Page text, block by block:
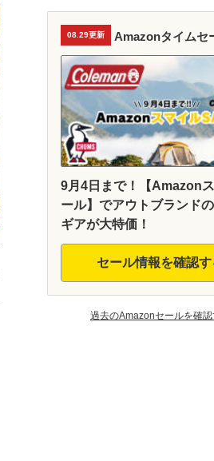
08.29更新 Amazonタイムセ
9月4日まで！【Amazon
ール】でアウトブランド
ギアが大特価！
セール情報を確認す
過去のAmazonセールを確